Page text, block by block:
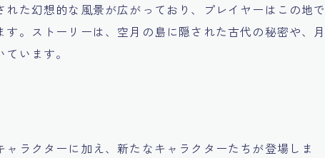
た幻想的な風景が広がっており、プレイヤーはこの地で
。ストーリーは、空月の島に隠された古代の秘密や、月
います。
ャラクターに加え、新たなキャラクターたちが登場しま